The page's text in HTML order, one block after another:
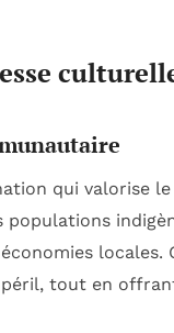
qui valorise
tout en